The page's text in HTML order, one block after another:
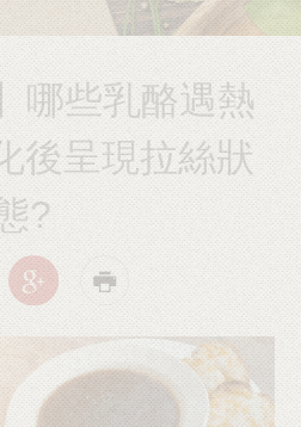
哪些乳酪遇熱
後呈現拉絲狀
?